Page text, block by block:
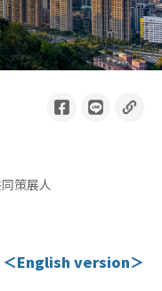
策展人
＜English version＞